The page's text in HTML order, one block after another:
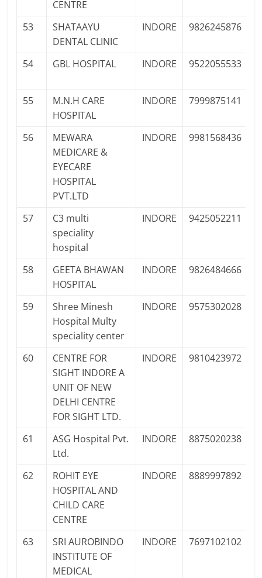
CENTRE
53
SHATAAYU
DENTAL CLINIC
INDORE 9826245876
54 GBL HOSPITAL INDORE 9522055533
55
M.N.H CARE
HOSPITAL
INDORE 7999875141
56
MEWARA
MEDICARE &
EYECARE
HOSPITAL
PVT.LTD
INDORE 9981568436
57
C3 multi
speciality
hospital
INDORE 9425052211
58
GEETA BHAWAN
HOSPITAL
INDORE 9826484666
59
Shree Minesh
Hospital Multy
speciality center
INDORE 9575302028
60
CENTRE FOR
SIGHT INDORE A
UNIT OF NEW
DELHI CENTRE
FOR SIGHT LTD.
INDORE 9810423972
61
ASG Hospital Pvt.
Ltd.
INDORE 8875020238
62
ROHIT EYE
HOSPITAL AND
CHILD CARE
CENTRE
INDORE 8889997892
63
SRI AUROBINDO
INSTITUTE OF
MEDICAL
INDORE 7697102102